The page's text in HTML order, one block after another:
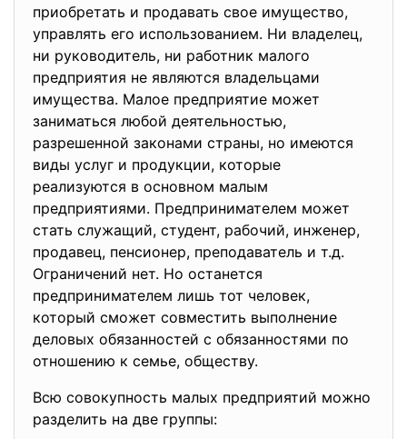
приобретать и продавать свое имущество,
управлять его использованием. Ни владелец,
ни руководитель, ни работник малого
предприятия не являются владельцами
имущества. Малое предприятие может
заниматься любой деятельностью,
разрешенной законами страны, но имеются
виды услуг и продукции, которые
реализуются в основном малым
предприятиями. Предпринимателем может
стать служащий, студент, рабочий, инженер,
продавец, пенсионер, преподаватель и т.д.
Ограничений нет. Но останется
предпринимателем лишь тот человек,
который сможет совместить выполнение
деловых обязанностей с обязанностями по
отношению к семье, обществу.
Всю совокупность малых предприятий можно
разделить на две группы: